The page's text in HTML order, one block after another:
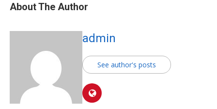
About The Author
admin
See author's posts